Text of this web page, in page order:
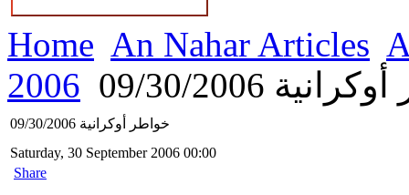
Home An Nahar Articles
2006
09/30/2006
خواطر أوكرانية 09/30/2006
Saturday, 30 September 2006 00:00
Share